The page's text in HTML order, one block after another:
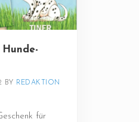
BY REDAKTION
für